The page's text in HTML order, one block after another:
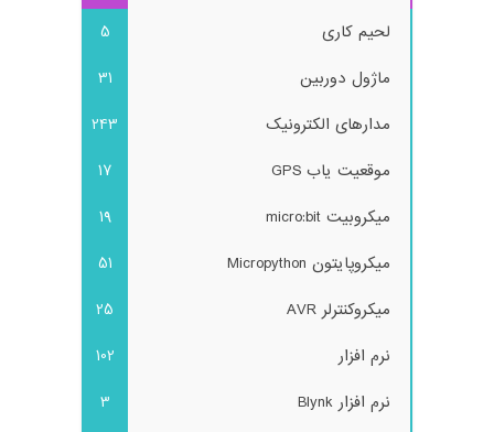
لحیم کاری
5
ماژول دوربین
31
مدارهای الکترونیک
243
موقعیت یاب GPS
17
میکروبیت micro:bit
19
میکروپایتون Micropython
51
میکروکنترلر AVR
25
نرم افزار
102
نرم افزار Blynk
3